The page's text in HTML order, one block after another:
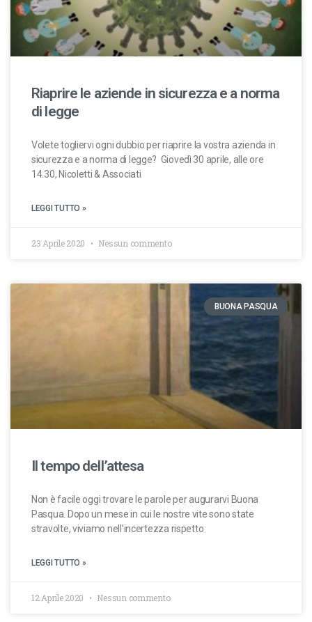
Riaprire le aziende in sicurezza e a norma
di legge
Volete togliervi ogni dubbio per riaprire la vostra azienda in
sicurezza e a norma di legge? Giovedì 30 aprile, alle ore
14.30, Nicoletti & Associati
LEGGI TUTTO »
23 Aprile 2020 Nessun commento
BUONA PASQUA
Il tempo dell’attesa
Non è facile oggi trovare le parole per augurarvi Buona
Pasqua. Dopo un mese in cui le nostre vite sono state
stravolte, viviamo nell’incertezza rispetto
LEGGI TUTTO »
12 Aprile 2020 Nessun commento